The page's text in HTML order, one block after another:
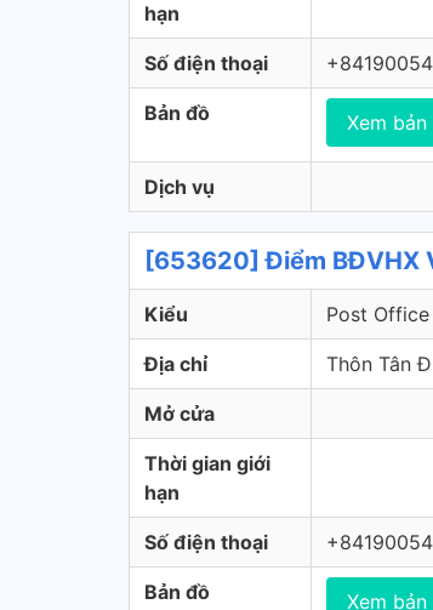
hạn
Số điện thoại
Bản đồ Xem bản
Dịch vụ
[653620] Điểm BĐVHX
Kiểu Post Office
Địa chỉ Thôn Tân
Mở cửa
Thời gian giới
hạn
Số điện thoại
Bản đồ Xem bản